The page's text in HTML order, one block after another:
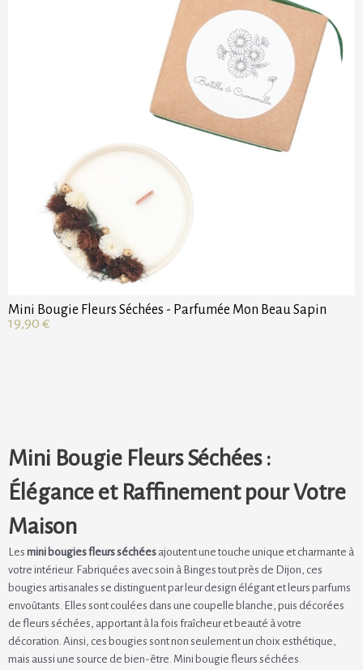
Mini Bougie Fleurs Séchées - Parfumée Mon Beau Sapin
19,90 €
Mini Bougie Fleurs Séchées :
Élégance et Raffinement pour Votre
Maison
Les mini bougies fleurs séchées ajoutent une touche unique et charmante à
votre intérieur. Fabriquées avec soin à Binges tout près de Dijon, ces
bougies artisanales se distinguent par leur design élégant et leurs parfums
envoûtants. Elles sont coulées dans une coupelle blanche, puis décorées
de fleurs séchées, apportant à la fois fraîcheur et beauté à votre
décoration. Ainsi, ces bougies sont non seulement un choix esthétique,
mais aussi une source de bien-être. Mini bougie fleurs séchées.